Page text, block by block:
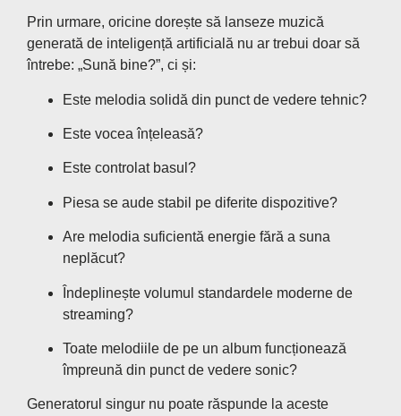
Prin urmare, oricine dorește să lanseze muzică
generată de inteligență artificială nu ar trebui doar să
întrebe: „Sună bine?”, ci și:
Este melodia solidă din punct de vedere tehnic?
Este vocea înțeleasă?
Este controlat basul?
Piesa se aude stabil pe diferite dispozitive?
Are melodia suficientă energie fără a suna
neplăcut?
Îndeplinește volumul standardele moderne de
streaming?
Toate melodiile de pe un album funcționează
împreună din punct de vedere sonic?
Generatorul singur nu poate răspunde la aceste